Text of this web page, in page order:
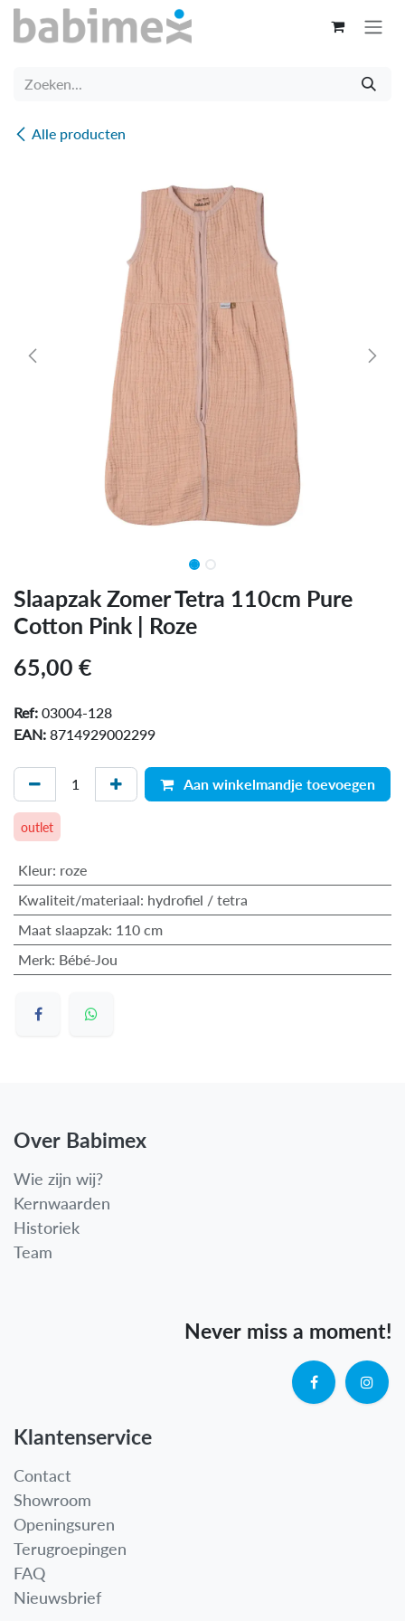
Overslaan naar inhoud
Alle producten
Slaapzak Zomer Tetra 110cm Pure
Cotton Pink | Roze
65,00 €
Ref: 03004-128
EAN: 8714929002299
Aan winkelmandje toevoegen
outlet
Kleur: roze
Kwaliteit/materiaal: hydrofiel / tetra
Maat slaapzak: 110 cm
Merk: Bébé-Jou
Over Babimex
Wie zijn wij?
Kernwaarden
Historiek
Team
Never miss a moment!
Klantenservice
Contact
Showroom
Openingsuren
Terugroepingen
FAQ
Nieuwsbrief